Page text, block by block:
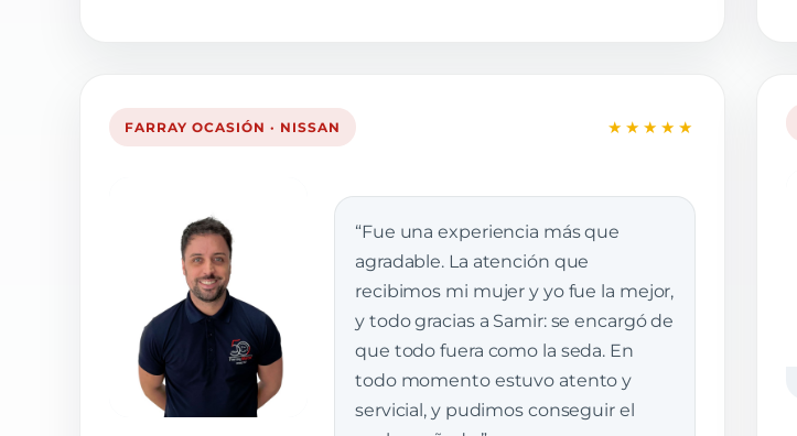
FARRAY OCASIÓN · NISSAN ★★★★★
“Fue una experiencia más que
agradable. La atención que
recibimos mi mujer y yo fue la mejor,
y todo gracias a Samir: se encargó de
que todo fuera como la seda. En
todo momento estuvo atento y
servicial, y pudimos conseguir el